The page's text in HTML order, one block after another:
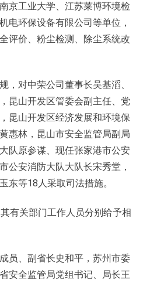
京工业大学、江苏莱博环境检
电环保设备有限公司等单位，
评价、粉尘检测、除尘系统改
，对中荣公司董事长吴基滔、
昆山开发区管委会副主任、党
昆山开发区经济发展和环境保
惠林，昆山市安全监管局副局
队原参谋、现任张家港市公安
公安消防大队大队长宋秀堂，
东等18人采取司法措施。
有关部门工作人员分别给予相
员、副省长史和平，苏州市委
安全监管局党组书记、局长王